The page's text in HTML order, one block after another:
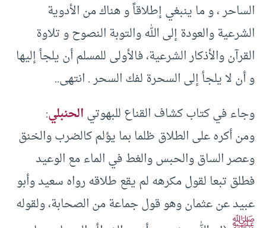
الساحر ، و ما ينبغي إطلاقاً و هناك من الأدوية
الشرعية والعودة إلى الله والتوبة النصوح و تلاوة
القرآن والأذكار الشرعية، فالأولى للمسلم أن يلجأ إليها
و أن لا يلجأ إلى السحرة لفك السحر . انتهى..
وجاء في كتاب كشاف القناع للبهوتيالحنبلي:
ومن أكره على الطلاق ظلما بما يؤلم كالضرب والخنق
وعصر الساق والحبس والغط في الماء مع الوعيد
فطلق تبعا لقول مكرهه لم يقع طلاقه رواه سعيد وأبو
عبيد عن عثمان وهو قول جماعة من الصحابة، ولقوله